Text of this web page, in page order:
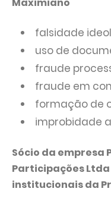
Maximiano
falsidade
uso de
fraude
fraude em
formação de
improbidade
Sócio da empresa
Participações
institucionais da